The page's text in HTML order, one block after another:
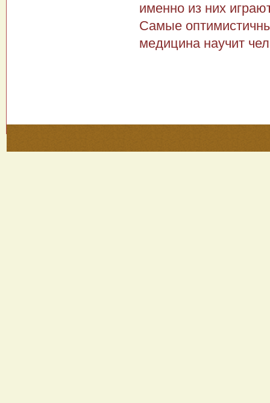
именно из них
Самые
медицина научит